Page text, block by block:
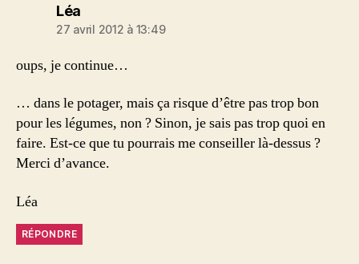
Léadit :
27 avril 2012 à 13:49
oups, je continue…
… dans le potager, mais ça risque d’être pas trop bon
pour les légumes, non ? Sinon, je sais pas trop quoi en
faire. Est-ce que tu pourrais me conseiller là-dessus ?
Merci d’avance.
Léa
RÉPONDRE